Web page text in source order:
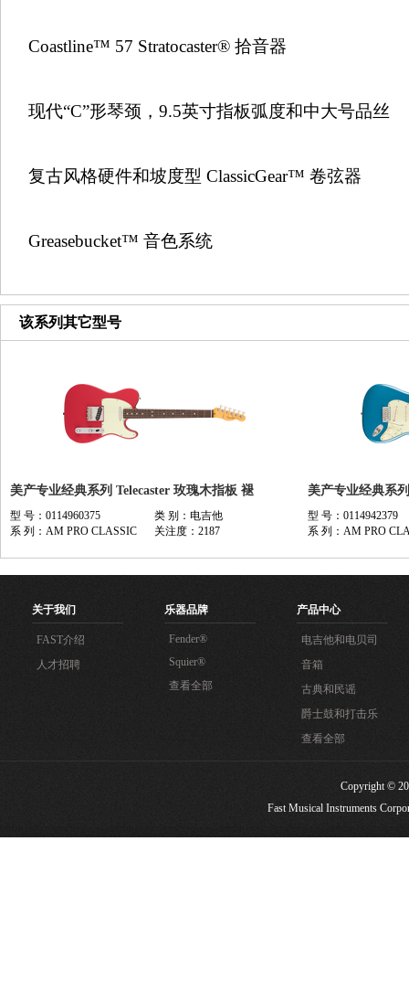
Coastline™ 57 Stratocaster® 拾音器
现代“C”形琴颈，9.5英寸指板弧度和中大号品丝
复古风格硬件和坡度型 ClassicGear™ 卷弦器
Greasebucket™ 音色系统
该系列其它型号
美产专业经典系列 Telecaster 玫瑰木指板 褪
型 号：0114960375
类 别：电吉他
系 列：AM PRO CLASSIC
关注度：2187
美产专业经典系
型 号：0114942379
系 列：AM PRO
关于我们
FAST介绍
人才招聘
乐器品牌
Fender®
Squier®
查看全部
产品中心
电吉他和电贝司
音箱
古典和民谣
爵士鼓和打击乐
查看全部
Copyright ©
Fast Musical Instruments